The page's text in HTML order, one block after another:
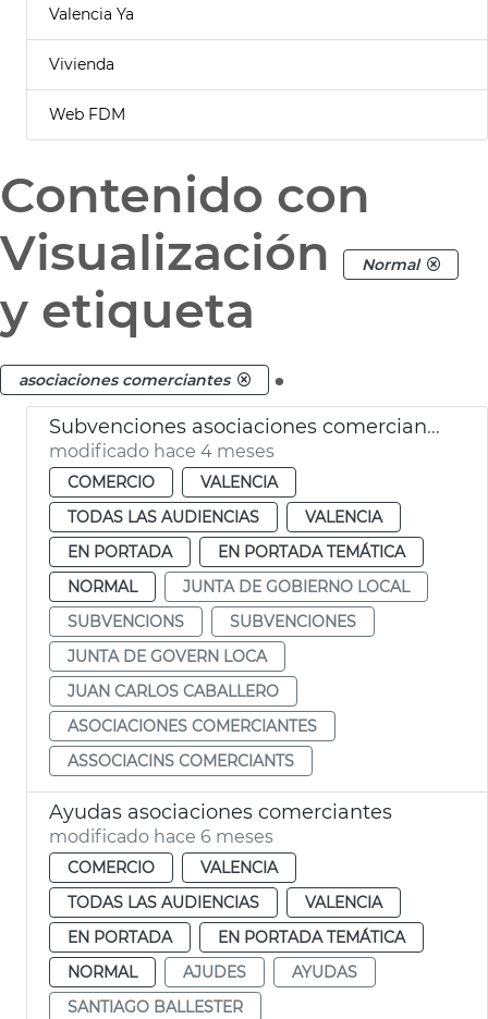
Valencia Ya
Vivienda
Web FDM
Contenido con
Visualización
Normal
y etiqueta
asociaciones comerciantes .
Subvenciones asociaciones comerciantes València
modificado hace 4 meses
COMERCIO
VALENCIA
TODAS LAS AUDIENCIAS
VALENCIA
EN PORTADA
EN PORTADA TEMÁTICA
NORMAL
JUNTA DE GOBIERNO LOCAL
SUBVENCIONS
SUBVENCIONES
JUNTA DE GOVERN LOCA
JUAN CARLOS CABALLERO
ASOCIACIONES COMERCIANTES
ASSOCIACINS COMERCIANTS
Ayudas asociaciones comerciantes
modificado hace 6 meses
COMERCIO
VALENCIA
TODAS LAS AUDIENCIAS
VALENCIA
EN PORTADA
EN PORTADA TEMÁTICA
NORMAL
AJUDES
AYUDAS
SANTIAGO BALLESTER